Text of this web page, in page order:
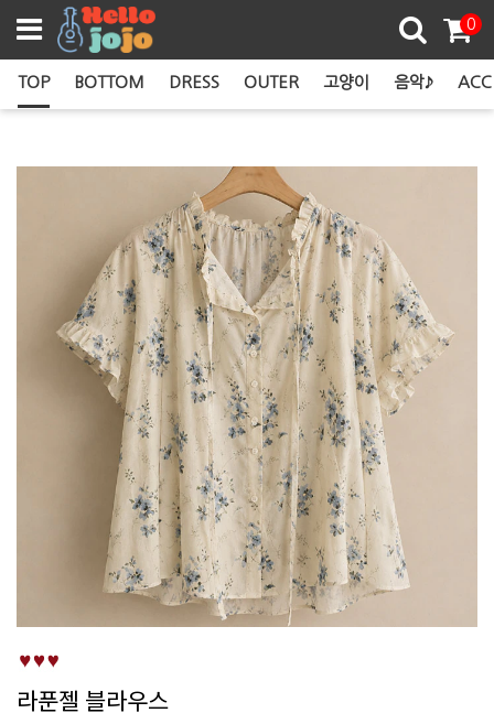
0
TOP BOTTOM DRESS OUTER 고양이 음악♪ ACC
라푼젤 블라우스